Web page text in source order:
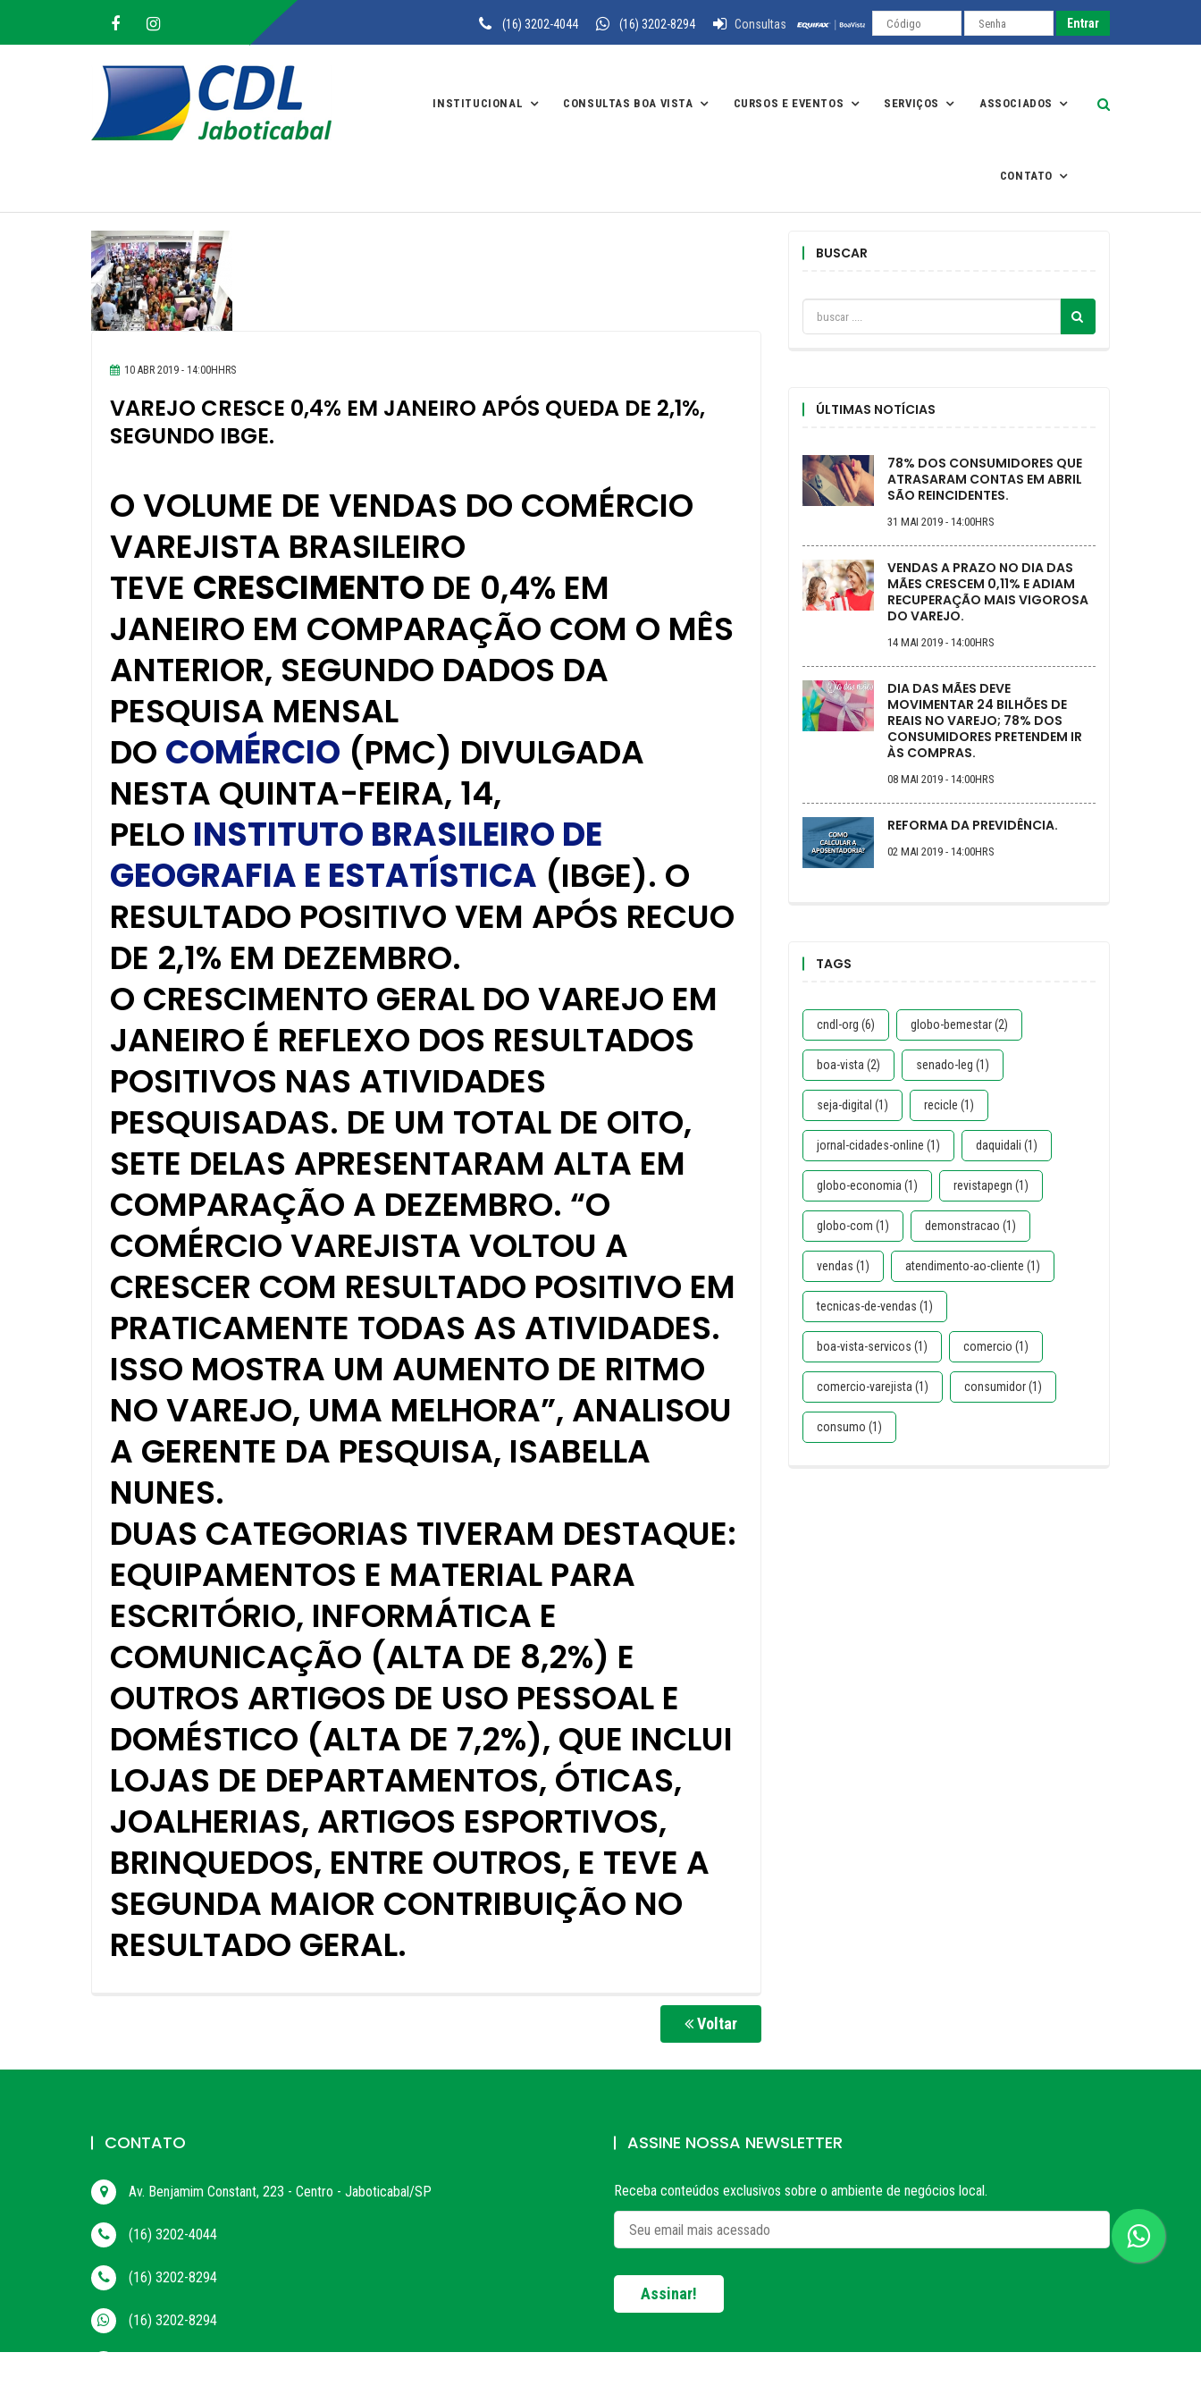
(16) 3202-4044 (16) 3202-8294 Consultas
INSTITUCIONAL CONSULTAS BOA VISTA CURSOS E EVENTOS SERVIÇOS ASSOCIADOS
CONTATO
10 ABR 2019 - 14:00HHRS
VAREJO CRESCE 0,4% EM JANEIRO APÓS QUEDA DE 2,1%,
SEGUNDO IBGE.
O VOLUME DE VENDAS DO COMÉRCIO
VAREJISTA BRASILEIRO
TEVE CRESCIMENTO DE 0,4% EM
JANEIRO EM COMPARAÇÃO COM O MÊS
ANTERIOR, SEGUNDO DADOS DA
PESQUISA MENSAL
DO COMÉRCIO (PMC) DIVULGADA
NESTA QUINTA-FEIRA, 14,
PELO INSTITUTO BRASILEIRO DE
GEOGRAFIA E ESTATÍSTICA (IBGE). O
RESULTADO POSITIVO VEM APÓS RECUO
DE 2,1% EM DEZEMBRO.
O CRESCIMENTO GERAL DO VAREJO EM
JANEIRO É REFLEXO DOS RESULTADOS
POSITIVOS NAS ATIVIDADES
PESQUISADAS. DE UM TOTAL DE OITO,
SETE DELAS APRESENTARAM ALTA EM
COMPARAÇÃO A DEZEMBRO. “O
COMÉRCIO VAREJISTA VOLTOU A
CRESCER COM RESULTADO POSITIVO EM
PRATICAMENTE TODAS AS ATIVIDADES.
ISSO MOSTRA UM AUMENTO DE RITMO
NO VAREJO, UMA MELHORA”, ANALISOU
A GERENTE DA PESQUISA, ISABELLA
NUNES.
DUAS CATEGORIAS TIVERAM DESTAQUE:
EQUIPAMENTOS E MATERIAL PARA
ESCRITÓRIO, INFORMÁTICA E
COMUNICAÇÃO (ALTA DE 8,2%) E
OUTROS ARTIGOS DE USO PESSOAL E
DOMÉSTICO (ALTA DE 7,2%), QUE INCLUI
LOJAS DE DEPARTAMENTOS, ÓTICAS,
JOALHERIAS, ARTIGOS ESPORTIVOS,
BRINQUEDOS, ENTRE OUTROS, E TEVE A
SEGUNDA MAIOR CONTRIBUIÇÃO NO
RESULTADO GERAL.
Voltar
BUSCAR
ÚLTIMAS NOTÍCIAS
78% DOS CONSUMIDORES QUE
ATRASARAM CONTAS EM ABRIL
SÃO REINCIDENTES.
31 MAI 2019 - 14:00HRS
VENDAS A PRAZO NO DIA DAS
MÃES CRESCEM 0,11% E ADIAM
RECUPERAÇÃO MAIS VIGOROSA
DO VAREJO.
14 MAI 2019 - 14:00HRS
DIA DAS MÃES DEVE
MOVIMENTAR 24 BILHÕES DE
REAIS NO VAREJO; 78% DOS
CONSUMIDORES PRETENDEM IR
ÀS COMPRAS.
08 MAI 2019 - 14:00HRS
REFORMA DA PREVIDÊNCIA.
02 MAI 2019 - 14:00HRS
TAGS
cndl-org (6) globo-bemestar (2)
boa-vista (2) senado-leg (1)
seja-digital (1) recicle (1)
jornal-cidades-online (1) daquidali (1)
globo-economia (1) revistapegn (1)
globo-com (1) demonstracao (1)
vendas (1) atendimento-ao-cliente (1)
tecnicas-de-vendas (1)
boa-vista-servicos (1) comercio (1)
comercio-varejista (1) consumidor (1)
consumo (1)
CONTATO
Av. Benjamim Constant, 223 - Centro - Jaboticabal/SP
(16) 3202-4044
(16) 3202-8294
(16) 3202-8294
ASSINE NOSSA NEWSLETTER
Receba conteúdos exclusivos sobre o ambiente de negócios local.
Assinar!